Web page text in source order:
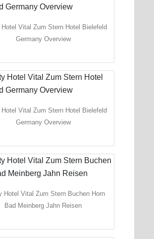
Vital Zum Stern Hotel Bielefeld
Germany Overview
Vital Zum Stern Hotel Bielefeld
Germany Overview
Hotel Vital Zum Stern Buchen Horn
Bad Meinberg Jahn Reisen